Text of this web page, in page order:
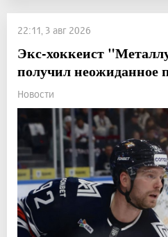
22:11, 3 авг 2026
Экс-хоккеист
получил неожиданное
Новости